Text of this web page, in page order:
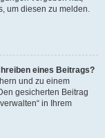
um diesen zu melden.
eines Beitrags?
und zu einem
gesicherten Beitrag
in Ihrem